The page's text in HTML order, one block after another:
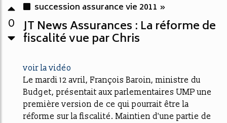
0
succession assurance vie 2011 »
JT News Assurances : La réforme de
fiscalité vue par Chris
voir la vidéo
Le mardi 12 avril, François Baroin, ministre du
Budget, présentait aux parlementaires UMP une
première version de ce qui pourrait être la
réforme sur la fiscalité. Maintien d'une partie de